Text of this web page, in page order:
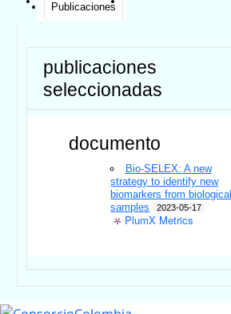
Publicaciones
publicaciones
seleccionadas
documento
Bio-SELEX: A new
strategy to identify new
biomarkers from biological
samples
2023-05-17
PlumX Metrics